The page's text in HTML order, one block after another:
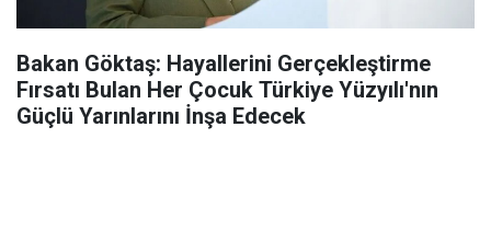
Bakan Göktaş: Hayallerini Gerçekleştirme
Fırsatı Bulan Her Çocuk Türkiye Yüzyılı'nın
Güçlü Yarınlarını İnşa Edecek